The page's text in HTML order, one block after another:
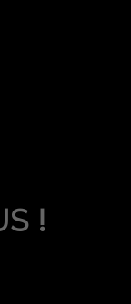
!